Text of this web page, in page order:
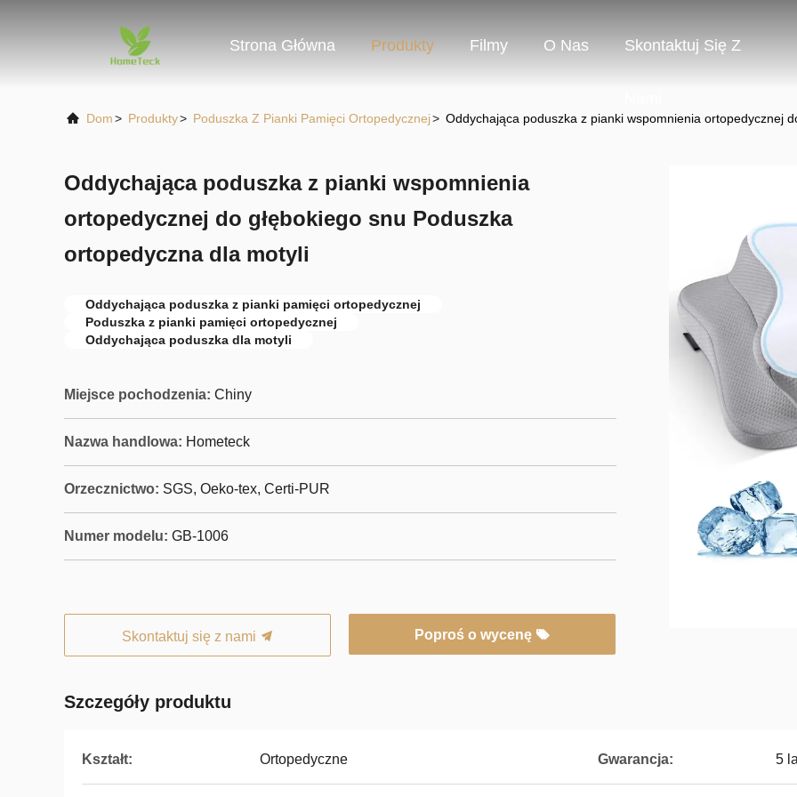
Strona Główna Produkty Filmy O Nas Skontaktuj Się Z
Dom> Produkty> Poduszka Z Pianki Pamięci Ortopedycznej> Oddychająca poduszka z pianki wspomnienia ortopedycznej
Oddychająca poduszka z pianki wspomnienia
ortopedycznej do głębokiego snu Poduszka
ortopedyczna dla motyli
Oddychająca poduszka z pianki pamięci ortopedycznej
Poduszka z pianki pamięci ortopedycznej
Oddychająca poduszka dla motyli
Miejsce pochodzenia: Chiny
Nazwa handlowa: Hometeck
Orzecznictwo: SGS, Oeko-tex, Certi-PUR
Numer modelu: GB-1006
Skontaktuj się z nami Poproś o wycenę
Szczegóły produktu
Kształt: Ortopedyczne Gwarancja: 5